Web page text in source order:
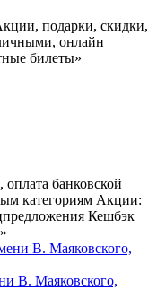
подарки, скидки,
онлайн
билеты»
банковской
категориям Акции:
Кешбэк
В. Маяковского,